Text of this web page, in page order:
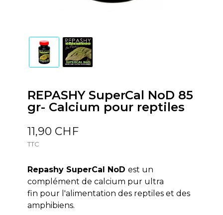
REPASHY SuperCal NoD 85
gr- Calcium pour reptiles
11,90 CHF
TTC
Repashy SuperCal NoD est un
complément de calcium pur ultra
fin pour l'alimentation des reptiles et des
amphibiens.